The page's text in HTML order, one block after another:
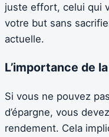
juste effort, celui qui
votre but sans
actuelle.
L’importance de
Si vous ne pouvez
d’épargne, vous
rendement. Cela